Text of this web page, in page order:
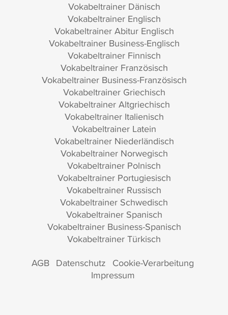
Vokabeltrainer Dänisch
Vokabeltrainer Englisch
Vokabeltrainer Abitur Englisch
Vokabeltrainer Business-Englisch
Vokabeltrainer Finnisch
Vokabeltrainer Französisch
Vokabeltrainer Business-Französisch
Vokabeltrainer Griechisch
Vokabeltrainer Altgriechisch
Vokabeltrainer Italienisch
Vokabeltrainer Latein
Vokabeltrainer Niederländisch
Vokabeltrainer Norwegisch
Vokabeltrainer Polnisch
Vokabeltrainer Portugiesisch
Vokabeltrainer Russisch
Vokabeltrainer Schwedisch
Vokabeltrainer Spanisch
Vokabeltrainer Business-Spanisch
Vokabeltrainer Türkisch
AGB Datenschutz Cookie-Verarbeitung
Impressum